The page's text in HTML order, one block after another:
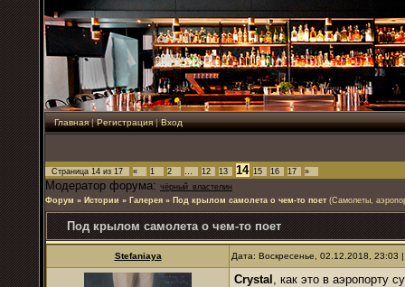
Главная|Регистрация|Вход
Страница 14 из 17 « 1 2 … 12 13 14 15 16 17 »
Модератор форума: чёрный_властелин
Форум » Истории » Галерея » Под крылом самолета о чем-то поет (Самолеты,
Под крылом самолета о чем-то поет
Stefaniaya Дата: Воскресенье, 02.12.2018,
Crystal , как это в аэропорту